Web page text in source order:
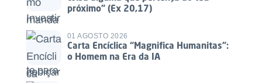
próximo” (Ex 20,17)
01 AGOSTO 2026
Carta Encíclica “Magnifica Humanitas”:
o Homem na Era da IA